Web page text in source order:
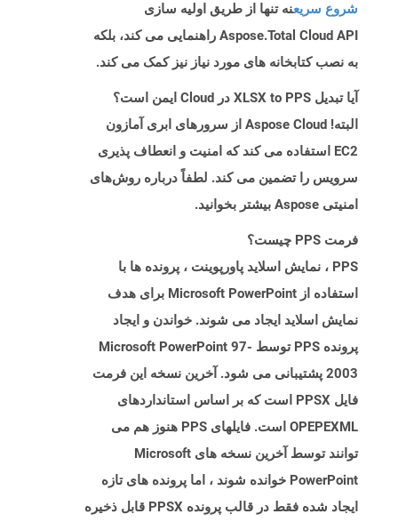
شروع سریعنه تنها از طریق اولیه سازی
Aspose.Total Cloud API راهنمایی می کند، بلکه
به نصب کتابخانه های مورد نیاز نیز کمک می کند.
آیا تبدیل XLSX to PPS در Cloud ایمن است؟
البته! Aspose Cloud از سرورهای ابری آمازون
EC2 استفاده می کند که امنیت و انعطاف پذیری
سرویس را تضمین می کند. لطفاً درباره روش‌های
امنیتی Aspose بیشتر بخوانید.
فرمت PPS چیست؟
PPS ، نمایش اسلاید پاورپوینت ، پرونده ها با
استفاده از Microsoft PowerPoint برای هدف
نمایش اسلاید ایجاد می شوند. خواندن و ایجاد
پرونده PPS توسط Microsoft PowerPoint 97-
2003 پشتیبانی می شود. آخرین نسخه این فرمت
فایل PPSX است که بر اساس استانداردهای
OPEPEXML است. فایلهای PPS هنوز هم می
توانند توسط آخرین نسخه های Microsoft
PowerPoint خوانده شوند ، اما پرونده های تازه
ایجاد شده فقط در قالب پرونده PPSX قابل ذخیره